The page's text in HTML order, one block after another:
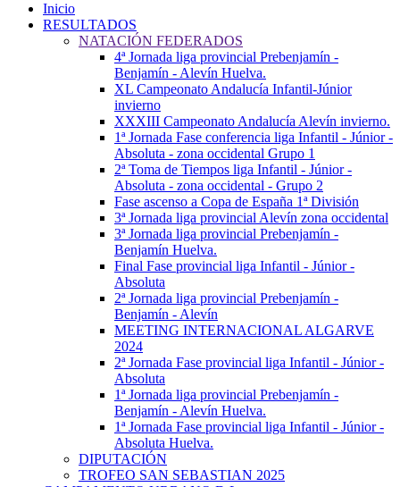
Inicio
RESULTADOS
NATACIÓN FEDERADOS
4ª Jornada liga provincial Prebenjamín -
Benjamín - Alevín Huelva.
XL Campeonato Andalucía Infantil-Júnior
invierno
XXXIII Campeonato Andalucía Alevín invierno.
1ª Jornada Fase conferencia liga Infantil - Júnior -
Absoluta - zona occidental Grupo 1
2ª Toma de Tiempos liga Infantil - Júnior -
Absoluta - zona occidental - Grupo 2
Fase ascenso a Copa de España 1ª División
3ª Jornada liga provincial Alevín zona occidental
3ª Jornada liga provincial Prebenjamín -
Benjamín Huelva.
Final Fase provincial liga Infantil - Júnior -
Absoluta
2ª Jornada liga provincial Prebenjamín -
Benjamín - Alevín
MEETING INTERNACIONAL ALGARVE
2024
2ª Jornada Fase provincial liga Infantil - Júnior -
Absoluta
1ª Jornada liga provincial Prebenjamín -
Benjamín - Alevín Huelva.
1ª Jornada Fase provincial liga Infantil - Júnior -
Absoluta Huelva.
DIPUTACIÓN
TROFEO SAN SEBASTIAN 2025